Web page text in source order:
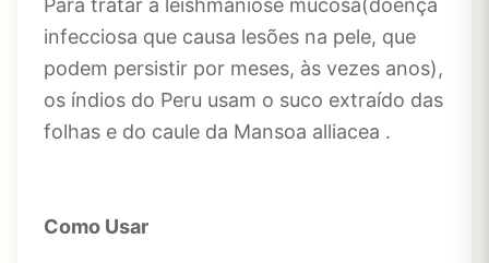
Para tratar a leishmaniose mucosa(doença
infecciosa que causa lesões na pele, que
podem persistir por meses, às vezes anos),
os índios do Peru usam o suco extraído das
folhas e do caule da Mansoa alliacea .
Como Usar